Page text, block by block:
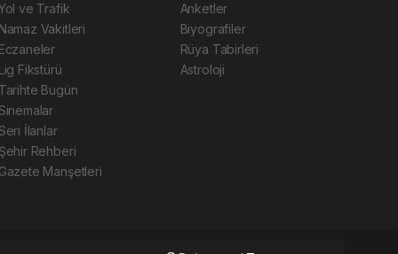
ve Trafik
Vakitleri
Fikstürü
Bugün
İlanlar
Rehberi
Manşetleri
Anketler
Biyografiler
Rüya Tabirleri
Astroloji